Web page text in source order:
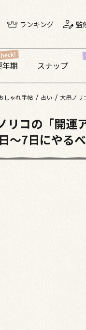
ランキング 監
年期 スナップ
しゃれ手帖 占い 大串ノリ
リコの「開運
～7日にやる